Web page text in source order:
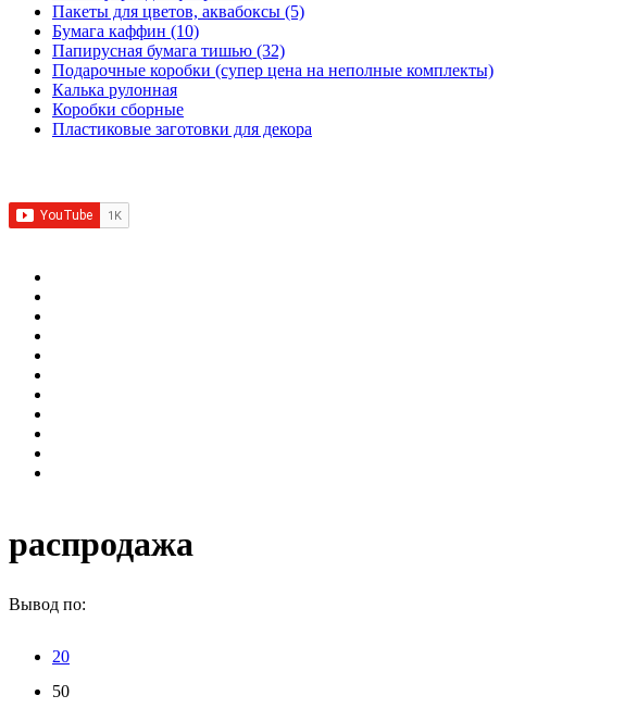
Пакеты для цветов, аквабоксы (5)
Бумага каффин (10)
Папирусная бумага тишью (32)
Подарочные коробки (супер цена на неполные комплекты)
Калька рулонная
Коробки сборные
Пластиковые заготовки для декора
распродажа
Вывод по:
20
50